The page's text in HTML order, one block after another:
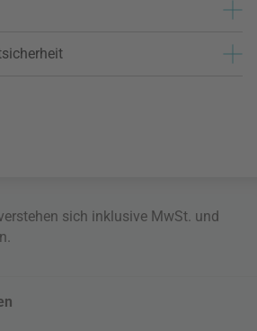
sich inklusive MwSt. und